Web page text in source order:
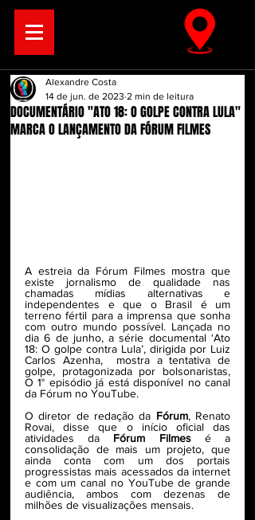
DOCUMENTÁRIO "ATO 18: O GOLPE CONTRA LULA"
MARCA O LANÇAMENTO DA FÓRUM FILMES
Alexandre Costa
14 de jun. de 2023 2 min de leitura
A estreia da Fórum Filmes mostra que
existe jornalismo de qualidade nas
chamadas mídias alternativas e
independentes e que o Brasil é um
terreno fértil para a imprensa que sonha
com outro mundo possível. Lançada no
dia 6 de junho, a série documental ‘Ato
18: O golpe contra Lula’, dirigida por Luiz
Carlos Azenha,  mostra a tentativa de
golpe, protagonizada por bolsonaristas,
O 1° episódio já está disponível no canal
da Fórum no YouTube.
O diretor de redação da Fórum, Renato
Rovai, disse que o início oficial das
atividades da Fórum Filmes é a
consolidação de mais um projeto, que
ainda conta com um dos portais
progressistas mais acessados da internet
e com um canal no YouTube de grande
audiência, ambos com dezenas de
milhões de visualizações mensais.